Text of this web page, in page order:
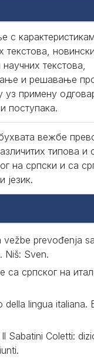
с
научних текстова,
и решавање
примену
и поступака.
вежбе
типова и
на српски и са
језик.
vežbe prevođenja
Niš: Sven.
српског на
lingua italiana.
Sabatini Coletti: